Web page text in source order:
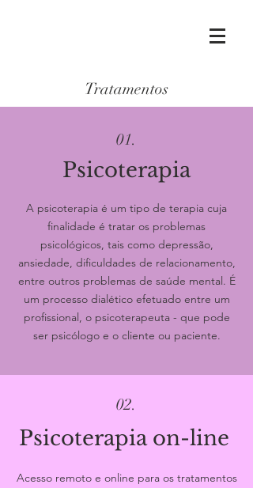
01.
Psicoterapia
A psicoterapia é um tipo de terapia cuja
finalidade é tratar os problemas
psicológicos, tais como depressão,
ansiedade, dificuldades de relacionamento,
entre outros problemas de saúde mental. É
um processo dialético efetuado entre um
profissional, o psicoterapeuta - que pode
ser psicólogo e o cliente ou paciente.
02.
Psicoterapia on-line
Acesso remoto e online para os tratamentos
Tratamentos